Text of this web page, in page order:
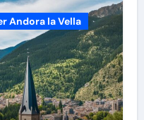
Andora la Vella